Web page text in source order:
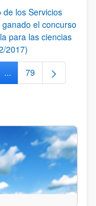
los Servicios
el concurso
para las ciencias
2017)
TAB para desplazarse.
...Páginas intermedias
Página
79